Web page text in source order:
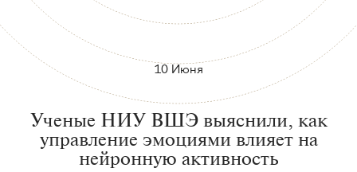
влияет
на
нейронную
активность
10 Июня
Ученые НИУ ВШЭ выяснили, как
управление эмоциями влияет на
нейронную активность